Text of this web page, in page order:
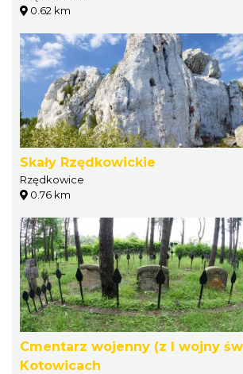
0.62 km
Skały Rzędkowickie
Rzędkowice
0.76 km
Cmentarz wojenny (z I wojny
Kotowicach